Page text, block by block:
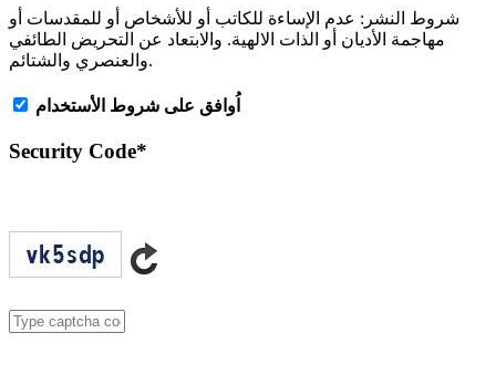
شروط النشر: عدم الإساءة للكاتب أو للأشخاص أو للمقدسات أو
مهاجمة الأديان أو الذات الالهية. والابتعاد عن التحريض الطائفي
والعنصري والشتائم.
اُوافق على شروط الأستخدام
Security Code*